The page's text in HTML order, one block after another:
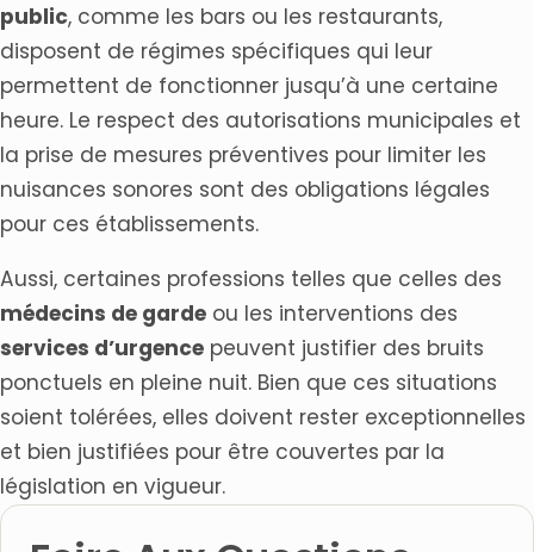
public, comme les bars ou les restaurants,
disposent de régimes spécifiques qui leur
permettent de fonctionner jusqu’à une certaine
heure. Le respect des autorisations municipales et
la prise de mesures préventives pour limiter les
nuisances sonores sont des obligations légales
pour ces établissements.
Aussi, certaines professions telles que celles des
médecins de garde ou les interventions des
services d’urgence peuvent justifier des bruits
ponctuels en pleine nuit. Bien que ces situations
soient tolérées, elles doivent rester exceptionnelles
et bien justifiées pour être couvertes par la
législation en vigueur.